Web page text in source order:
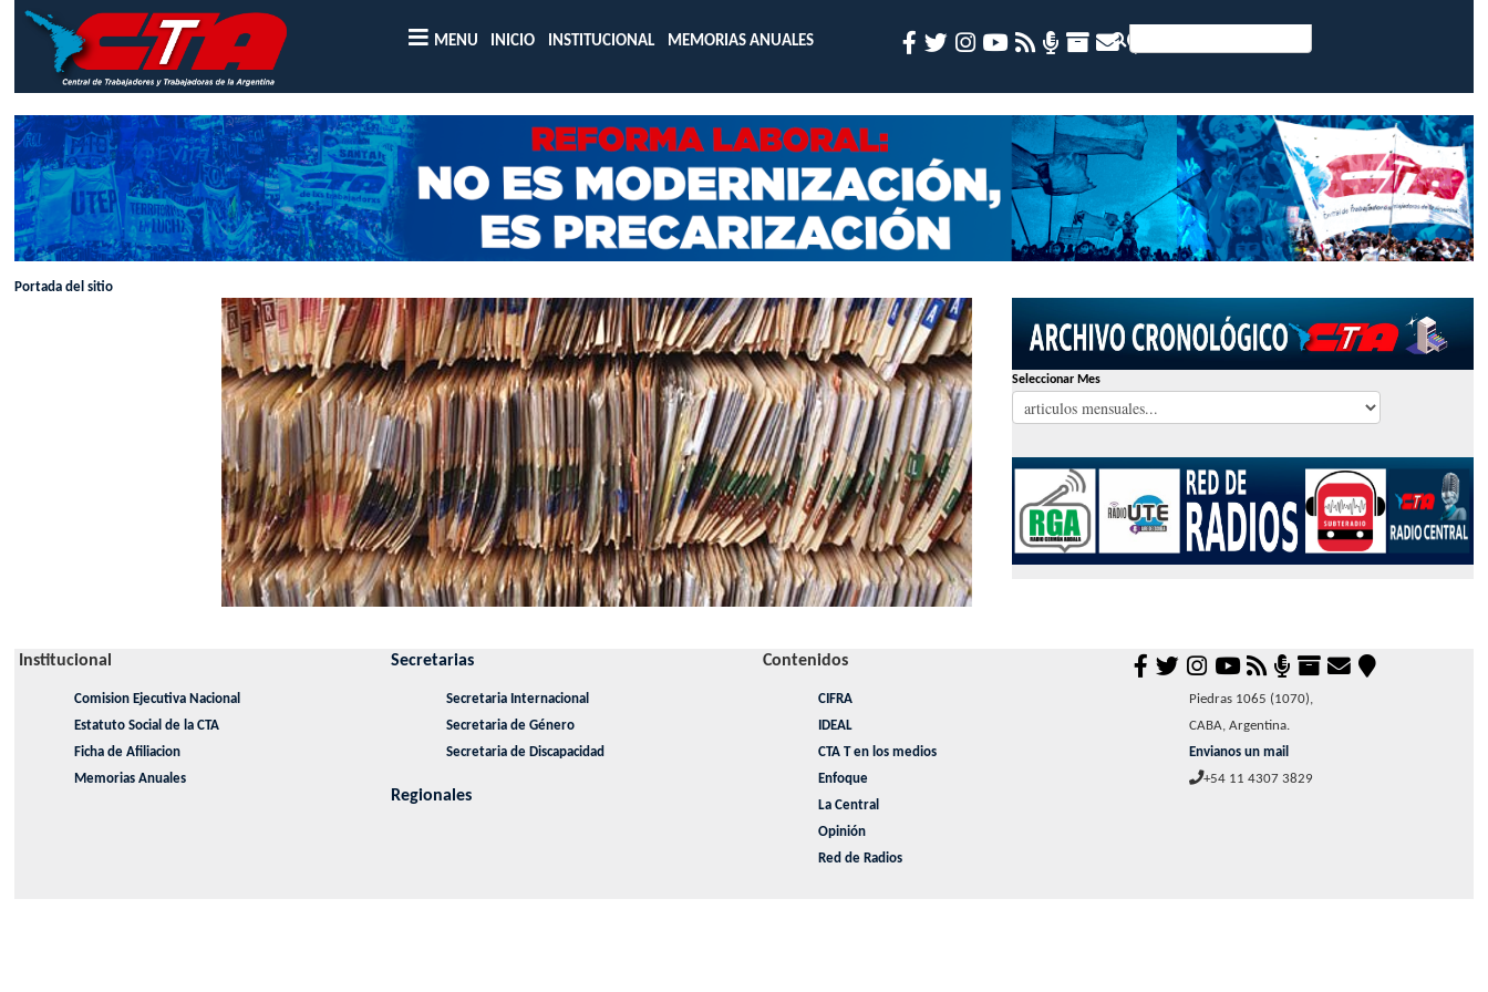
MENU INICIO INSTITUCIONAL MEMORIAS ANUALES
Portada del sitio
Seleccionar Mes
Institucional
Comision Ejecutiva Nacional
Estatuto Social de la CTA
Ficha de Afiliacion
Memorias Anuales
Secretarias
Secretaria Internacional
Secretaria de Género
Secretaria de Discapacidad
Regionales
Contenidos
CIFRA
IDEAL
CTA T en los medios
Enfoque
La Central
Opinión
Red de Radios
Piedras 1065 (1070),
CABA, Argentina.
Envianos un mail
+54 11 4307 3829